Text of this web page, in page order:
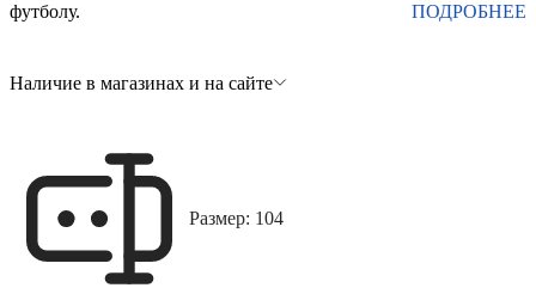
футболу.
ПОДРОБНЕЕ
Наличие в магазинах и на сайте
Размер: 104